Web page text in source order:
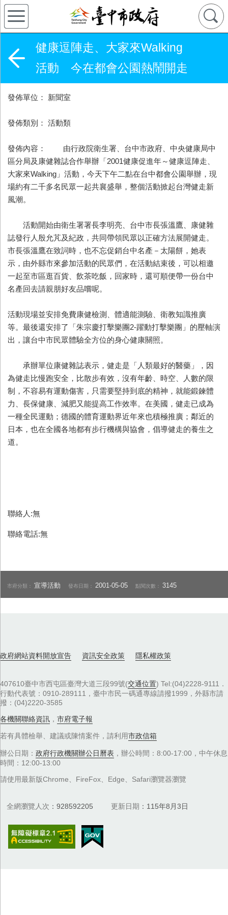
健康逗陣走、大家來Walking
活動 今在都會公園熱鬧開走
發佈單位： 新聞室
發佈類別： 活動類
發佈內容： 由行政院衛生署、台中市政府、中央健康局中
區分局及康健雜誌合作舉辦「2001健康促進年～健康逗陣走、
大家來Walking」活動，今天下午二點在台中都會公園舉辦，現
場約有二千多名民眾一起共襄盛舉，整個活動掀起台灣健走新
風潮。
活動開始由衛生署署長李明亮、台中市長張溫鷹、康健雜
誌發行人殷允芃及紀政，共同帶領民眾以正確方法展開健走。
市長張溫鷹在致詞時，也不忘促銷台中名產－太陽餅，她表
示，由外縣市來參加活動的民眾們，在活動結束後，可以相邀
一起至市區逛百貨、飲茶吃飯，回家時，還可順便帶一份台中
名產回去請親朋好友品嚐呢。
活動現場並安排免費康健檢測、體適能測驗、衛教知識推廣
等。最後還安排了「朱宗慶打擊樂團2-躍動打擊樂團」的壓軸演
出，讓台中市民眾體驗全方位的身心健康關照。
承辦單位康健雜誌表示，健走是「人類最好的醫藥」，因
為健走比慢跑安全，比散步有效，沒有年齡、時空、人數的限
制，不容易有運動傷害，只需要堅持到底的精神，就能鍛鍊體
力、長保健康、減肥又能提高工作效率。在美國，健走已成為
一種全民運動；德國的體育運動界近年來也積極推廣；鄰近的
日本，也在全國各地都有步行機構與協會，倡導健走的養生之
道。
聯絡人:無
聯絡電話:無
市府分類：宣導活動 發布日期： 2001-05-05 點閱次數：3145
政府網站資料開放宣告 資訊安全政策 隱私權政策
407610臺中市西屯區臺灣大道三段99號(交通位置) Tel:(04)2228-9111．
行動代表號：0910-289111，臺中市民一碼通專線請撥1999，外縣市請
撥：(04)2220-3585
各機關聯絡資訊 ， 市府電子報
若有具體檢舉、建議或陳情案件，請利用市政信箱
辦公日期： 政府行政機關辦公日曆表 ，辦公時間：8:00-17:00，中午休息
時間：12:00-13:00
請使用最新版Chrome、FireFox、Edge、Safari瀏覽器瀏覽
全網瀏覽人次 928592205 更新日期 115年8月3日